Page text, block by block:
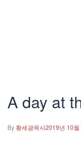
A day at
By 황세광목사2019년 10월